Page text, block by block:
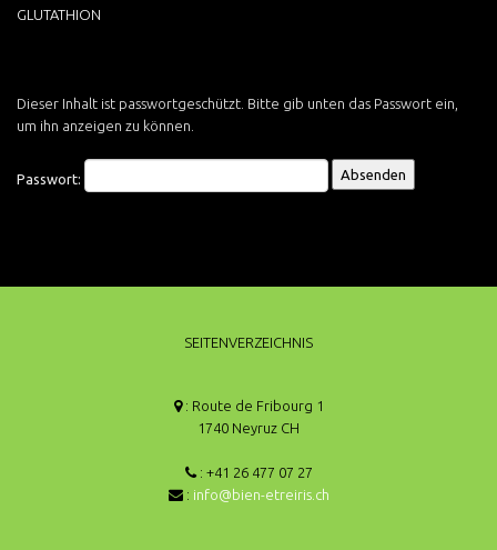
GLUTATHION
Dieser Inhalt ist passwortgeschützt. Bitte gib unten das Passwort ein,
um ihn anzeigen zu können.
Passwort:
SEITENVERZEICHNIS
: Route de Fribourg 1
1740 Neyruz CH
: +41 26 477 07 27
: info@bien-etreiris.ch